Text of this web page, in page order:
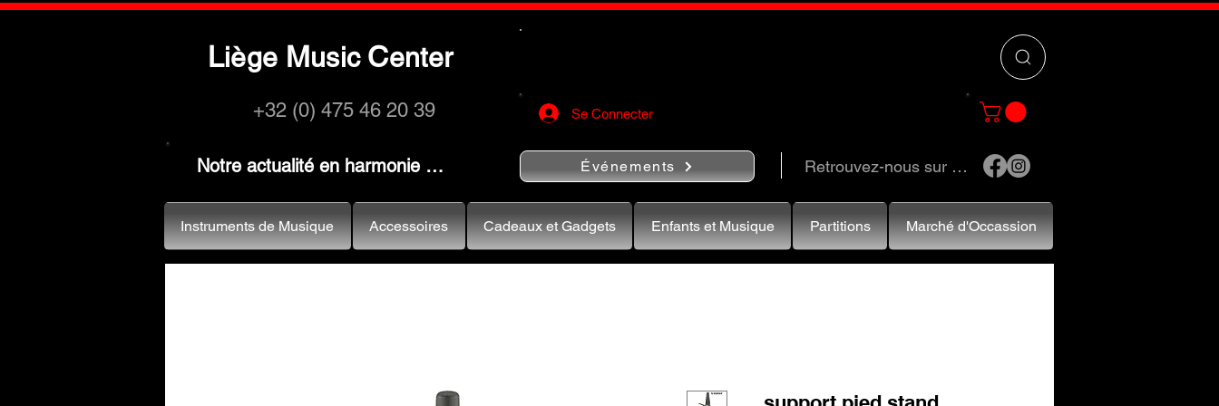
Liège Music Center
+32 (0) 475 46 20 39 Se Connecter
Notre actualité en harmonie … Événements Retrouvez-nous sur …
Instruments de Musique Accessoires Cadeaux et Gadgets Enfants et Musique Partitions Marché d'Occassion